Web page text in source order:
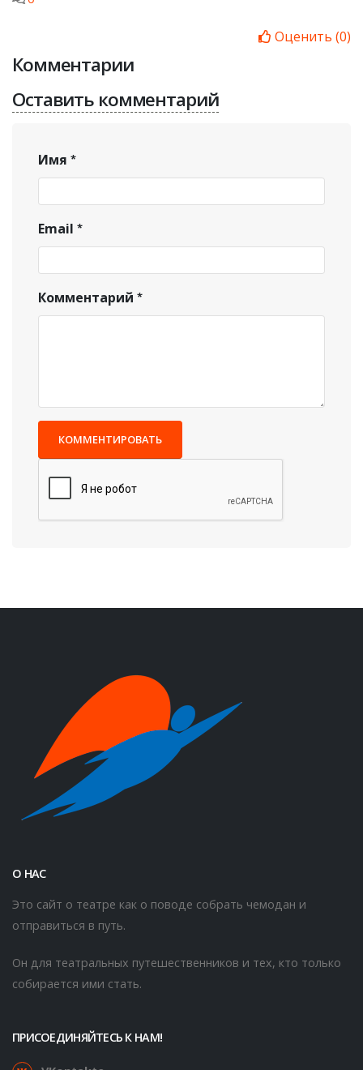
Оценить (0)
Комментарии
Оставить комментарий
Имя
Email
Комментарий
КОММЕНТИРОВАТЬ
О НАС
Это сайт о театре как о поводе собрать чемодан и
отправиться в путь.
Он для театральных путешественников и тех, кто только
собирается ими стать.
ПРИСОЕДИНЯЙТЕСЬ К НАМ!